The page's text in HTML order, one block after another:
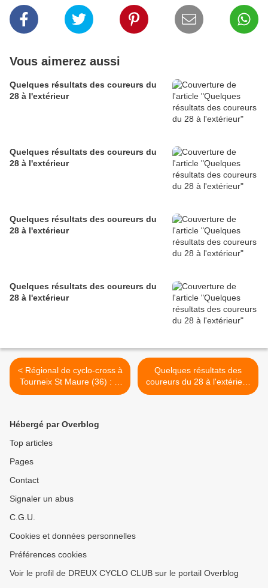
Vous aimerez aussi
Quelques résultats des coureurs du
28 à l'extérieur
Quelques résultats des coureurs du
28 à l'extérieur
Quelques résultats des coureurs du
28 à l'extérieur
Quelques résultats des coureurs du
28 à l'extérieur
< Régional de cyclo-cross à
Tourneix St Maure (36) : le
titre pour Martin Mathieu
Quelques résultats des
coureurs du 28 à l'extérieur
>
Hébergé par Overblog
Top articles
Pages
Contact
Signaler un abus
C.G.U.
Cookies et données personnelles
Préférences cookies
Voir le profil de DREUX CYCLO CLUB sur le portail Overblog